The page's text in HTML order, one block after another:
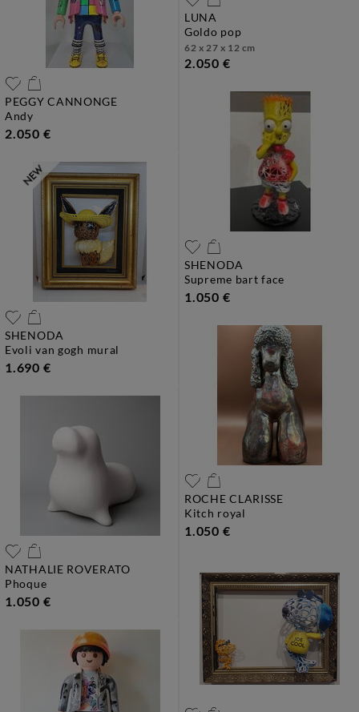
PEGGY CANNONGE
andy
2.050 €
LUNA
goldo pop
62 x 27 x 12 cm
2.050 €
SHENODA
evoli van gogh mural
1.690 €
SHENODA
supreme bart face
1.050 €
NATHALIE ROVERATO
phoque
1.050 €
ROCHE CLARISSE
kitch royal
1.050 €